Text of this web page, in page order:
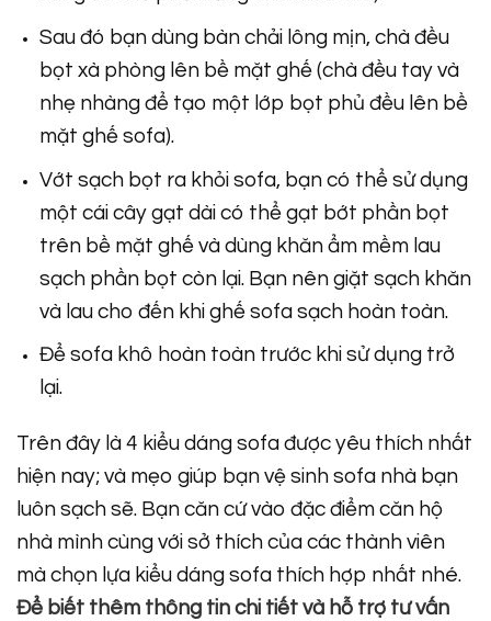
Sau đó bạn dùng bàn chải lông mịn, chà đều
bọt xà phòng lên bề mặt ghế (chà đều tay và
nhẹ nhàng để tạo một lớp bọt phủ đều lên bề
mặt ghế sofa).
Vớt sạch bọt ra khỏi sofa, bạn có thể sử dụng
một cái cây gạt dài có thể gạt bớt phần bọt
trên bề mặt ghế và dùng khăn ẩm mềm lau
sạch phần bọt còn lại. Bạn nên giặt sạch khăn
và lau cho đến khi ghế sofa sạch hoàn toàn.
Để sofa khô hoàn toàn trước khi sử dụng trở
lại.
Trên đây là 4 kiểu dáng sofa được yêu thích nhất
hiện nay; và mẹo giúp bạn vệ sinh sofa nhà bạn
luôn sạch sẽ. Bạn căn cứ vào đặc điểm căn hộ
nhà mình cùng với sở thích của các thành viên
mà chọn lựa kiểu dáng sofa thích hợp nhất nhé.
Để biết thêm thông tin chi tiết và hỗ trợ tư vấn